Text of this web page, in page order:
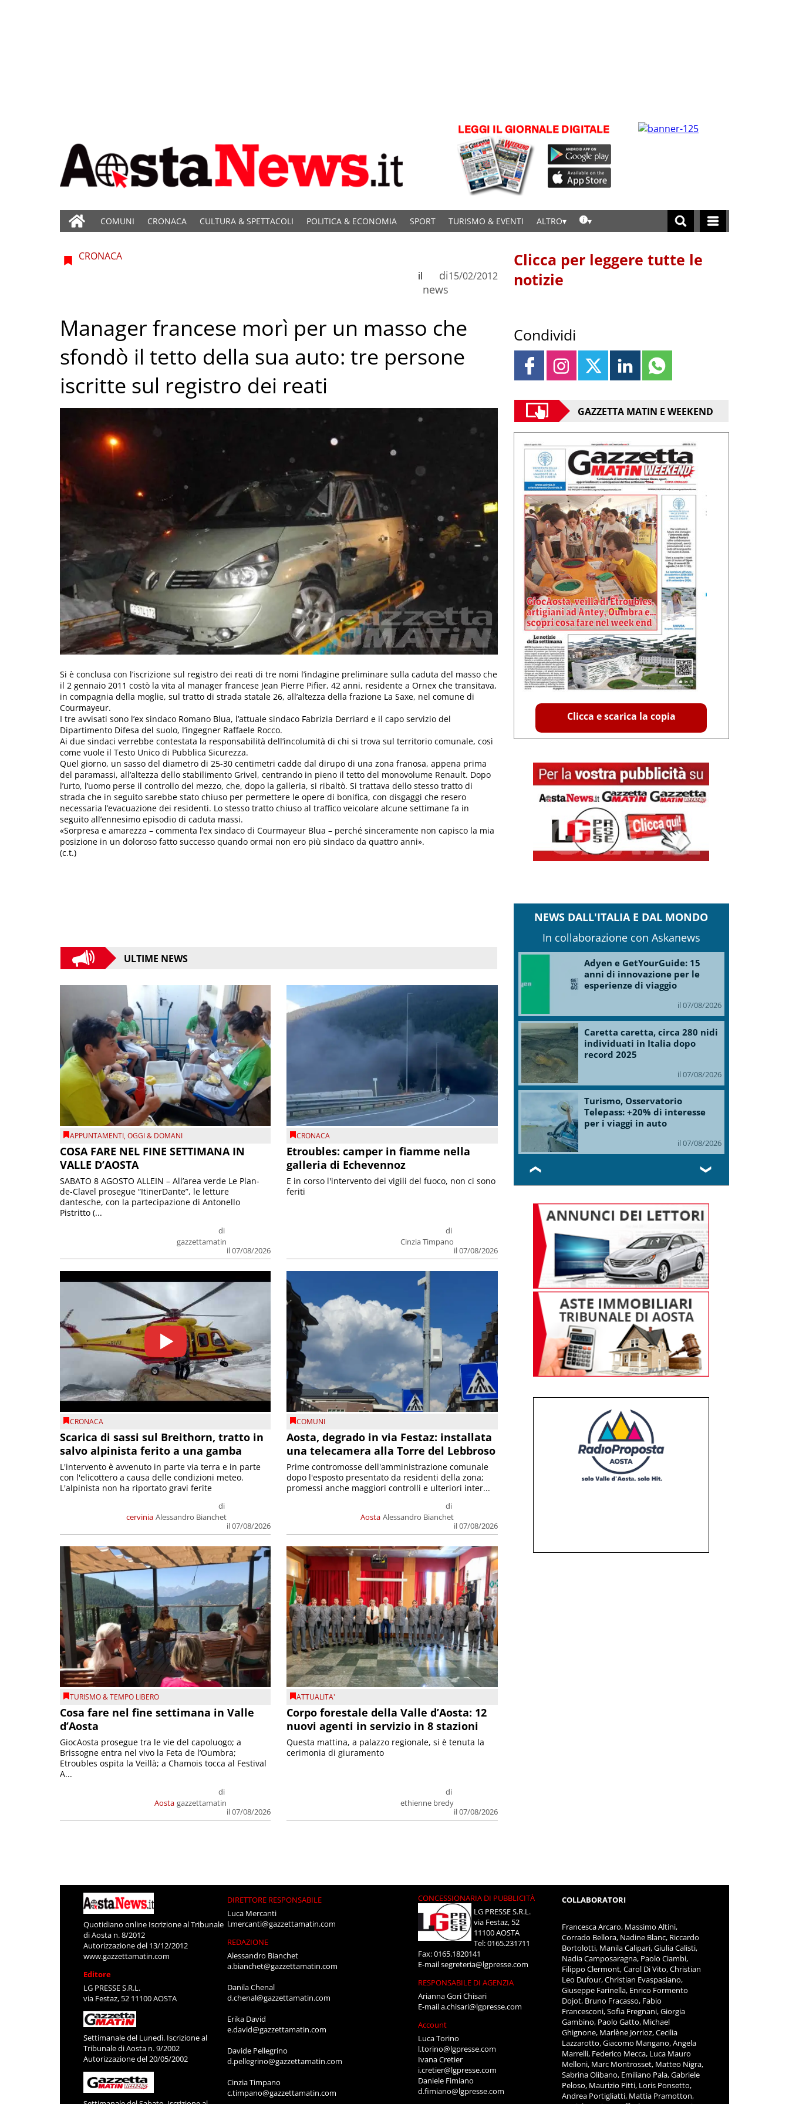
COMUNI CRONACA CULTURA & SPETTACOLI POLITICA & ECONOMIA SPORT TURISMO & EVENTI ALTRO
CRONACA
di
news
il 15/02/2012
Manager francese morì per un masso che
sfondò il tetto della sua auto: tre persone
iscritte sul registro dei reati
Si è conclusa con l’iscrizione sul registro dei reati di tre nomi l’indagine preliminare sulla caduta del masso che
il 2 gennaio 2011 costò la vita al manager francese Jean Pierre Pifier, 42 anni, residente a Ornex che transitava,
in compagnia della moglie, sul tratto di strada statale 26, all’altezza della frazione La Saxe, nel comune di
Courmayeur.
I tre avvisati sono l’ex sindaco Romano Blua, l’attuale sindaco Fabrizia Derriard e il capo servizio del
Dipartimento Difesa del suolo, l’ingegner Raffaele Rocco.
Ai due sindaci verrebbe contestata la responsabilità dell’incolumità di chi si trova sul territorio comunale, così
come vuole il Testo Unico di Pubblica Sicurezza.
Quel giorno, un sasso del diametro di 25-30 centimetri cadde dal dirupo di una zona franosa, appena prima
del paramassi, all’altezza dello stabilimento Grivel, centrando in pieno il tetto del monovolume Renault. Dopo
l’urto, l’uomo perse il controllo del mezzo, che, dopo la galleria, si ribaltò. Si trattava dello stesso tratto di
strada che in seguito sarebbe stato chiuso per permettere le opere di bonifica, con disgaggi che resero
necessaria l’evacuazione dei residenti. Lo stesso tratto chiuso al traffico veicolare alcune settimane fa in
seguito all’ennesimo episodio di caduta massi.
«Sorpresa e amarezza – commenta l’ex sindaco di Courmayeur Blua – perché sinceramente non capisco la mia
posizione in un doloroso fatto successo quando ormai non ero più sindaco da quattro anni».
(c.t.)
ULTIME NEWS
APPUNTAMENTI,OGGI & DOMANI
COSA FARE NEL FINE SETTIMANA IN
VALLE D’AOSTA
di
gazzettamatin
il 07/08/2026
SABATO 8 AGOSTO ALLEIN – All’area verde Le Plan-
de-Clavel prosegue “ItinerDante”, le letture
dantesche, con la partecipazione di Antonello
Pistritto (...
CRONACA
Etroubles: camper in fiamme nella
galleria di Echevennoz
di
Cinzia Timpano
il 07/08/2026
E in corso l'intervento dei vigili del fuoco, non ci sono
feriti
CRONACA
Scarica di sassi sul Breithorn, tratto in
salvo alpinista ferito a una gamba
cervinia
di
Alessandro Bianchet
il 07/08/2026
L'intervento è avvenuto in parte via terra e in parte
con l'elicottero a causa delle condizioni meteo.
L'alpinista non ha riportato gravi ferite
COMUNI
Aosta, degrado in via Festaz: installata
una telecamera alla Torre del Lebbroso
Aosta
di
Alessandro Bianchet
il 07/08/2026
Prime contromosse dell'amministrazione comunale
dopo l'esposto presentato da residenti della zona;
promessi anche maggiori controlli e ulteriori inter...
TURISMO & TEMPO LIBERO
Cosa fare nel fine settimana in Valle
d’Aosta
Aosta
di
gazzettamatin
il 07/08/2026
GiocAosta prosegue tra le vie del capoluogo; a
Brissogne entra nel vivo la Feta de l’Oumbra;
Etroubles ospita la Veillà; a Chamois tocca al Festival
A...
ATTUALITA'
Corpo forestale della Valle d’Aosta: 12
nuovi agenti in servizio in 8 stazioni
di
ethienne bredy
il 07/08/2026
Questa mattina, a palazzo regionale, si è tenuta la
cerimonia di giuramento
Clicca per leggere tutte le
notizie
Condividi
GAZZETTA MATIN E WEEKEND
Clicca e scarica la copia
NEWS DALL'ITALIA E DAL MONDO
In collaborazione con Askanews
Adyen e GetYourGuide: 15
anni di innovazione per le
esperienze di viaggio
il 07/08/2026
Caretta caretta, circa 280 nidi
individuati in Italia dopo
record 2025
il 07/08/2026
Turismo, Osservatorio
Telepass: +20% di interesse
per i viaggi in auto
il 07/08/2026
❮ ❯
Quotidiano online Iscrizione al Tribunale
di Aosta n. 8/2012
Autorizzazione del 13/12/2012
www.gazzettamatin.com
Editore
LG PRESSE S.R.L.
via Festaz, 52 11100 AOSTA
Settimanale del Lunedì. Iscrizione al
Tribunale di Aosta n. 9/2002
Autorizzazione del 20/05/2002
DIRETTORE RESPONSABILE
Luca Mercanti
l.mercanti@gazzettamatin.com
REDAZIONE
Alessandro Bianchet
a.bianchet@gazzettamatin.com
Danila Chenal
d.chenal@gazzettamatin.com
Erika David
e.david@gazzettamatin.com
Davide Pellegrino
d.pellegrino@gazzettamatin.com
Cinzia Timpano
c.timpano@gazzettamatin.com
CONCESSIONARIA DI PUBBLICITÀ
LG PRESSE S.R.L.
via Festaz, 52
11100 AOSTA
Tel: 0165.231711
Fax: 0165.1820141
E-mailsegreteria@lgpresse.com
RESPONSABILE DI AGENZIA
Arianna Gori Chisari
E-maila.chisari@lgpresse.com
Account
Luca Torino
l.torino@lgpresse.com
Ivana Cretier
i.cretier@lgpresse.com
Daniele Fimiano
d.fimiano@lgpresse.com
COLLABORATORI
Francesca Arcaro, Massimo Altini,
Corrado Bellora, Nadine Blanc, Riccardo
Bortolotti, Manila Calipari, Giulia Calisti,
Nadia Camposaragna, Paolo Ciambi,
Filippo Clermont, Carol Di Vito, Christian
Leo Dufour, Christian Evaspasiano,
Giuseppe Farinella, Enrico Formento
Dojot, Bruno Fracasso, Fabio
Francesconi, Sofia Fregnani, Giorgia
Gambino, Paolo Gatto, Michael
Ghignone, Marlène Jorrioz, Cecilia
Lazzarotto, Giacomo Mangano, Angela
Marrelli, Federico Mecca, Luca Mauro
Melloni, Marc Montrosset, Matteo Nigra,
Sabrina Olibano, Emiliano Pala, Gabriele
Peloso, Maurizio Pitti, Loris Ponsetto,
Andrea Portigliatti, Mattia Pramotton,